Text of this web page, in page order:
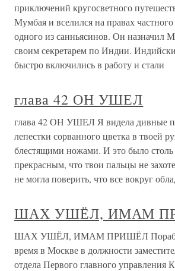
приключений кругосветного
Мумбая и вселился на правах
одного из санньясинов. Он назначил
своим секретарем по Индии.
быстро включились в работу и стали
глава 42 ОН УШЕЛ
глава 42 ОН УШЕЛ Я видела дивные
лепестки сорванного цветка в твоей
блестящими ножами. И это было
прекрасным, что твои пальцы не
не могла поверить, что все вокруг
ШАХ УШЁЛ, ИМАМ
ШАХ УШЁЛ, ИМАМ ПРИШЁЛ
время в Москве в должности
отдела Первого главного